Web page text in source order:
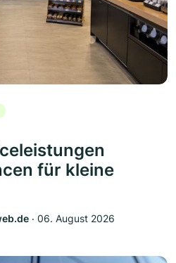
für kleine
‧ 06. August 2026